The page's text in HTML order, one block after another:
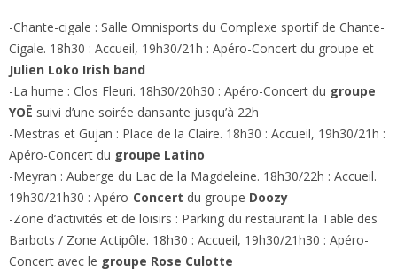
-Chante-cigale : Salle Omnisports du Complexe sportif de Chante-
Cigale. 18h30 : Accueil, 19h30/21h : Apéro-Concert du groupe et
Julien Loko Irish band
-La hume : Clos Fleuri. 18h30/20h30 : Apéro-Concert du groupe
YOË suivi d’une soirée dansante jusqu’à 22h
-Mestras et Gujan : Place de la Claire. 18h30 : Accueil, 19h30/21h :
Apéro-Concert du groupe Latino
-Meyran : Auberge du Lac de la Magdeleine. 18h30/22h : Accueil.
19h30/21h30 : Apéro-Concert du groupe Doozy
-Zone d’activités et de loisirs : Parking du restaurant la Table des
Barbots / Zone Actipôle. 18h30 : Accueil, 19h30/21h30 : Apéro-
Concert avec le groupe Rose Culotte